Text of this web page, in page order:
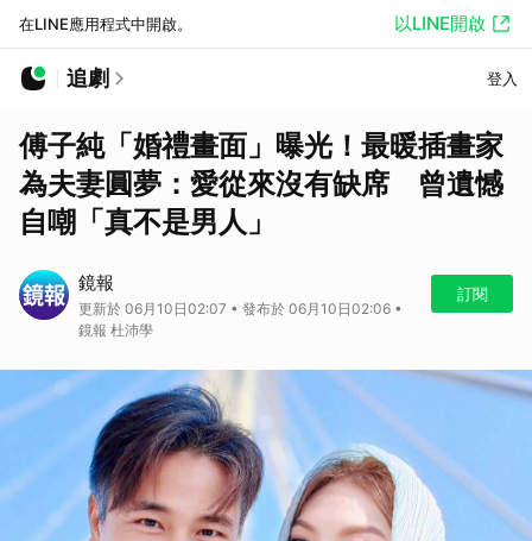
在LINE應用程式中開啟。 以LINE開啟
追劇 登入
傅子純「婚禮畫面」曝光！最暖插畫家
為夫妻圓夢：愛從來沒有缺席 曾遺憾
自嘲「真不是男人」
鏡報
更新於 06月10日02:07 • 發布於 06月10日02:06 •
鏡報 杜沛學
訂閱